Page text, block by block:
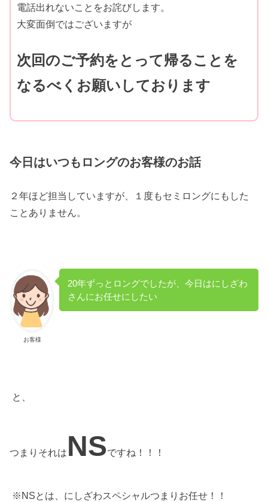
電話出れないことをお詫びします。
大変面倒ではございますが
次回のご予約をとって帰ることを
なるべくお願いしております
今日はいつもロングのお客様のお話
２年ほど担当していますが、１度もセミロングにもした
ことありません。
お客様
20年ずっとロングでしたが、今日はにしざわ
さんにお任せにしたい
と、
つまりそれは NSですね！！！
※NSとは、にしざわスペシャルつまりお任せ！！